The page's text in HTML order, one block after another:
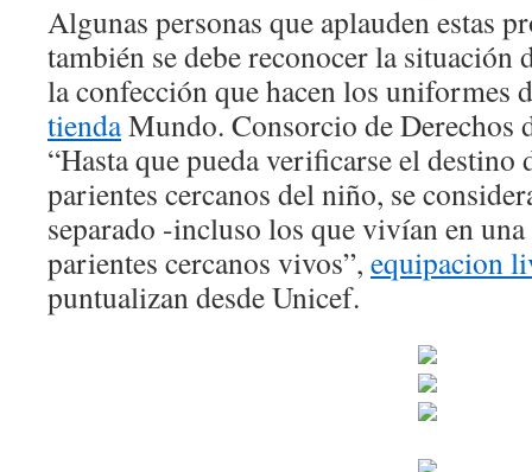
Algunas personas que aplauden estas
también se debe reconocer la situación
la confección que hacen los uniformes
tiendaMundo. Consorcio de Derechos
“Hasta que pueda verificarse el destino
parientes cercanos del niño, se
separado -incluso los que vivían en
parientes cercanos vivos”, equipacion
puntualizan desde Unicef.